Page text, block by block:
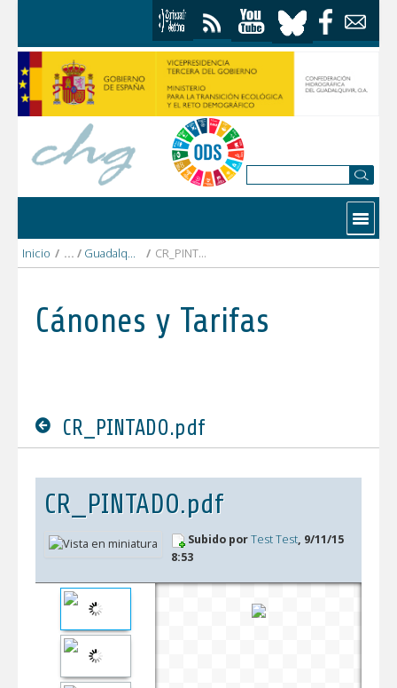
Contactar
Inicio / Guadalquivir bajo / CR_PINTADO.pdf
Cánones y Tarifas
CR_PINTADO.pdf
CR_PINTADO.pdf
Subido porTest Test, 9/11/15
8:53